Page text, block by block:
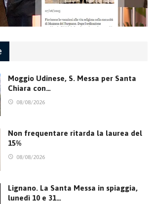
Moggio Udinese, S. Messa per Santa
Chiara con…
08/08/2026
Non frequentare ritarda la laurea del
15%
08/08/2026
Lignano. La Santa Messa in spiaggia,
lunedì 10 e 31…